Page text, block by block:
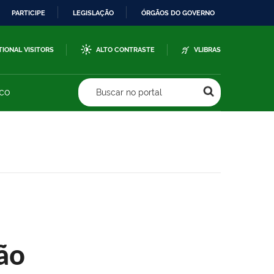
PARTICIPE LEGISLAÇÃO ÓRGÃOS DO GOVERNO
VISITORS ALTO CONTRASTE VLIBRAS
Buscar no portal